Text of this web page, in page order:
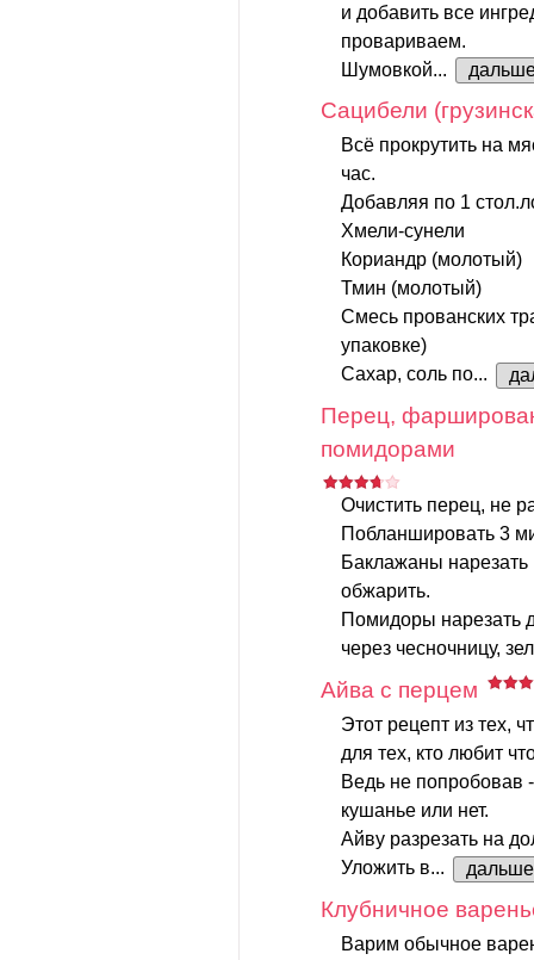
и добавить все
провариваем.
Шумовкой...
Сацибели
Всё прокрутить на
час.
Добавляя по 1
Хмели-сунели
Кориандр (молотый)
Тмин (молотый)
Смесь прованских
упаковке)
Сахар, соль по...
Перец,
помидорами
Очистить перец, не
Побланшировать 3
Баклажаны нарезать
обжарить.
Помидоры нарезать
через чесночницу,
Айва с перцем
Этот рецепт из тех,
для тех, кто любит
Ведь не попробовав
кушанье или нет.
Айву разрезать на
Уложить в...
дальше
Клубничное
Варим обычное